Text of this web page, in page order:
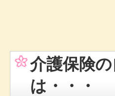
介護保険
は・・・